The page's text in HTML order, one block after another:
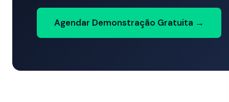
Agendar Demonstração Gratuita →